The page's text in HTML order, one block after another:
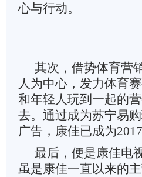
心与行动。
其次，借势体育营
人为中心，发力体育
和年轻人玩到一起的
去。通过成为苏宁易
广告，康佳已成为
最后，便是康佳电
虽是康佳一直以来的